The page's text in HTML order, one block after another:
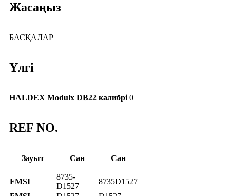
Жасаңыз
БАСҚАЛАР
Үлгі
HALDEX Modulx DB22 калибрі 0
REF NO.
Зауыт Сан Сан
FMSI
8735-
D1527
8735D1527